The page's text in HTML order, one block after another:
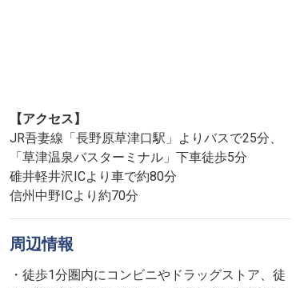
【アクセス】
JR吾妻線「長野原草津口駅」よりバスで25分、
「草津温泉バスターミナル」下車徒歩5分
碓井軽井沢ICより車で約80分
信州中野ICより約70分
周辺情報
・徒歩1分圏内にコンビニやドラッグストア、徒